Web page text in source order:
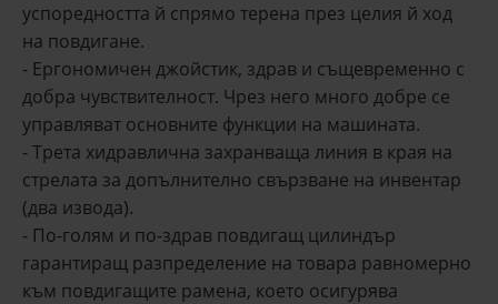
успоредността й спрямо терена през целия й ход
на повдигане.
- Ергономичен джойстик, здрав и същевременно с
добра чувствителност. Чрез него много добре се
управляват основните функции на машината.
- Трета хидравлична захранваща линия в края на
стрелата за допълнително свързване на инвентар
(два извода).
- По-голям и по-здрав повдигащ цилиндър
гарантиращ разпределение на товара равномерно
към повдигащите рамена, което осигурява